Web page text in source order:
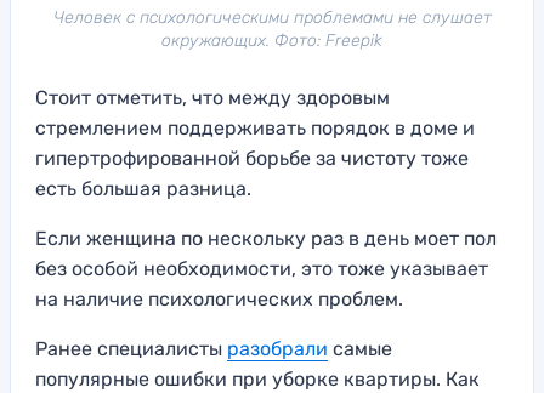
Человек с психологическими проблемами не слушает
окружающих. Фото: Freepik
Стоит отметить, что между здоровым
стремлением поддерживать порядок в доме и
гипертрофированной борьбе за чистоту тоже
есть большая разница.
Если женщина по нескольку раз в день моет пол
без особой необходимости, это тоже указывает
на наличие психологических проблем.
Ранее специалисты разобрали самые
популярные ошибки при уборке квартиры. Как